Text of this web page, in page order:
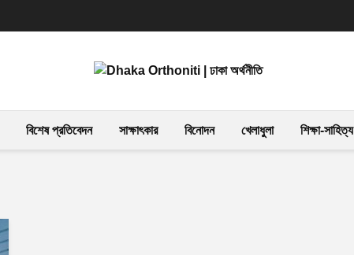
বিশেষ প্রতিবেদন সাক্ষাৎকার বিনোদন খেলাধুলা শিক্ষা-সাহিত্য